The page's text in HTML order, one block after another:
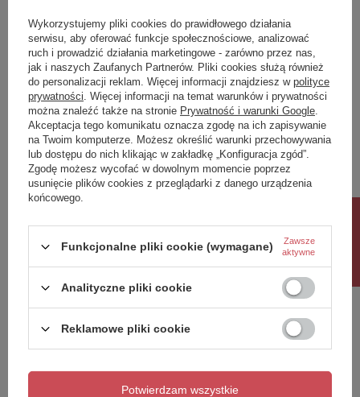
Klasa Energetyczna F
kWh/1000h 20
Potrzebujesz pomocy? Masz pytania?
Zadaj pytanie a my odpowiemy niezwłocznie,
najciekawsze pytania i odpowiedzi publikując
dla innych.
Zadaj pytanie
Twoja ocena:
5/5
Wykorzystujemy pliki cookies do prawidłowego działania
serwisu, aby oferować funkcje społecznościowe, analizować
ruch i prowadzić działania marketingowe - zarówno przez nas,
jak i naszych Zaufanych Partnerów. Pliki cookies służą również
do personalizacji reklam. Więcej informacji znajdziesz w polityce
prywatności . Więcej informacji na temat warunków i prywatności
można znaleźć także na stronie Prywatność i warunki Google
Akceptacja tego komunikatu oznacza zgodę na ich zapisywanie
na Twoim komputerze. Możesz określić warunki przechowywania
lub dostępu do nich klikając w zakładkę „Konfiguracja zgód”.
Zgodę możesz wycofać w dowolnym momencie poprzez
usunięcie plików cookies z przeglądarki z danego urządzenia
końcowego.
Funkcjonalne pliki cookie (wymagane)
Zawsze
aktywne
Analityczne pliki cookie
Reklamowe pliki cookie
Potwierdzam wszystkie